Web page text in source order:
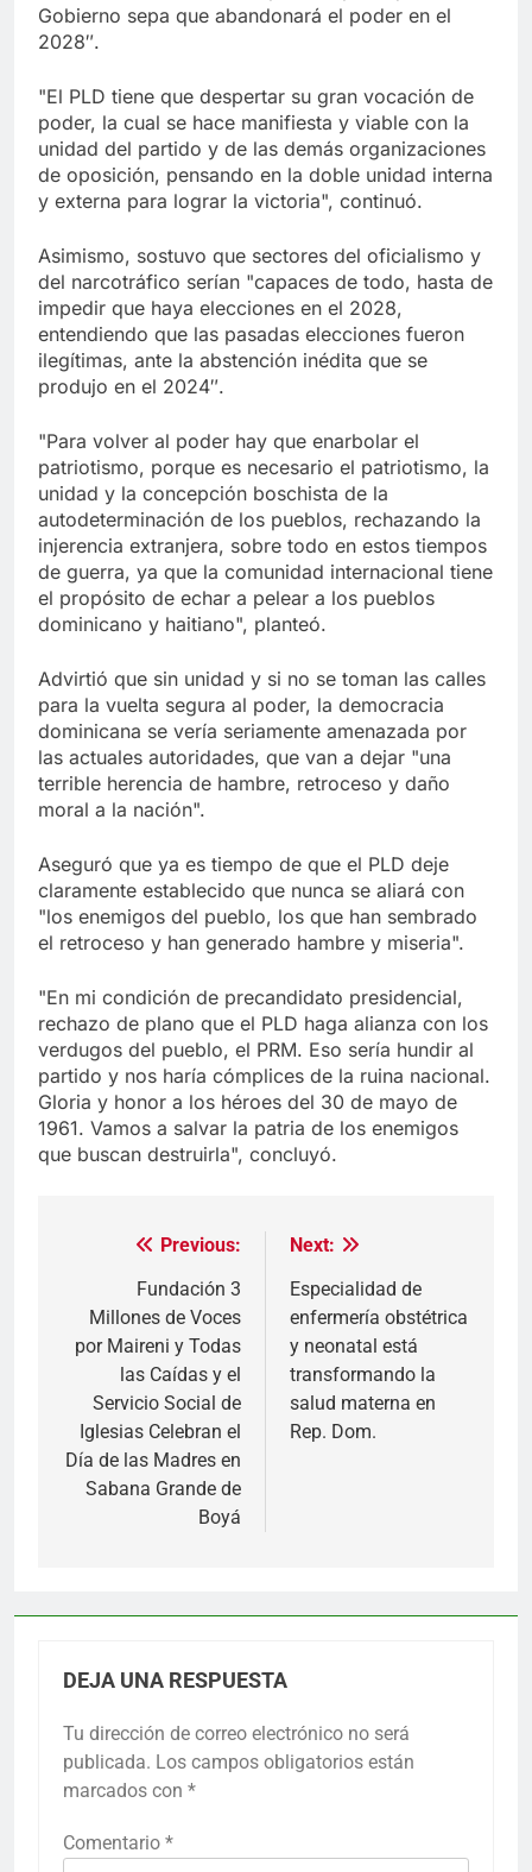
Gobierno sepa que abandonará el poder en el
2028″.
"El PLD tiene que despertar su gran vocación de
poder, la cual se hace manifiesta y viable con la
unidad del partido y de las demás organizaciones
de oposición, pensando en la doble unidad interna
y externa para lograr la victoria", continuó.
Asimismo, sostuvo que sectores del oficialismo y
del narcotráfico serían "capaces de todo, hasta de
impedir que haya elecciones en el 2028,
entendiendo que las pasadas elecciones fueron
ilegítimas, ante la abstención inédita que se
produjo en el 2024″.
"Para volver al poder hay que enarbolar el
patriotismo, porque es necesario el patriotismo, la
unidad y la concepción boschista de la
autodeterminación de los pueblos, rechazando la
injerencia extranjera, sobre todo en estos tiempos
de guerra, ya que la comunidad internacional tiene
el propósito de echar a pelear a los pueblos
dominicano y haitiano", planteó.
Advirtió que sin unidad y si no se toman las calles
para la vuelta segura al poder, la democracia
dominicana se vería seriamente amenazada por
las actuales autoridades, que van a dejar "una
terrible herencia de hambre, retroceso y daño
moral a la nación".
Aseguró que ya es tiempo de que el PLD deje
claramente establecido que nunca se aliará con
"los enemigos del pueblo, los que han sembrado
el retroceso y han generado hambre y miseria".
"En mi condición de precandidato presidencial,
rechazo de plano que el PLD haga alianza con los
verdugos del pueblo, el PRM. Eso sería hundir al
partido y nos haría cómplices de la ruina nacional.
Gloria y honor a los héroes del 30 de mayo de
1961. Vamos a salvar la patria de los enemigos
que buscan destruirla", concluyó.
Navegación
entradas
Previous:
Fundación 3
Millones de Voces
por Maireni y Todas
las Caídas y el
Servicio Social de
Iglesias Celebran el
Día de las Madres en
Sabana Grande de
Boyá
Next:
Especialidad de
enfermería obstétrica
y neonatal está
transformando la
salud materna en
Rep. Dom.
DEJA UNA RESPUESTA
Tu dirección de correo electrónico no será
publicada. Los campos obligatorios están
marcados con *
Comentario *